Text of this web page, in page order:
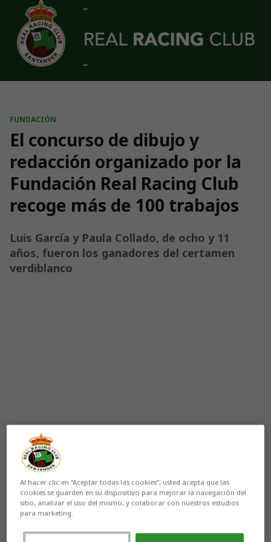
Skip to main content
FUNDACIÓN
El concurso de dibujo y
redacción organizado por la
Fundación Real Racing Club
recoge más de 100 trabajos
Luis García y Paula Collado, de ocho y 11
años, fueron los ganadores del certamen
verdiblanco
Aún no hay reacciones. ¡Sé el primero!
Luis GarcíaAmelibia yPaula ColladoPalaciz son los
ganadores del
organizado por laFundación Real Racing Club
Al hacer clic en “Aceptar todas las cookies”, usted acepta que las
cookies se guarden en su dispositivo para mejorar la navegación del
sitio, analizar el uso del mismo, y colaborar con nuestros estudios
para marketing.